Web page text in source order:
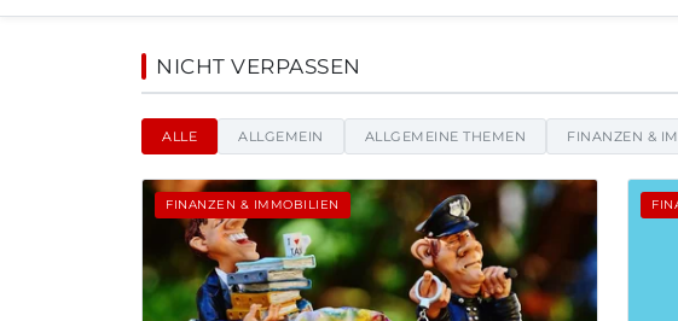
Aviabelt - Nachrichten, Tipps
NICHT VERPASSEN
ALLE ALLGEMEIN ALLGEMEINE THEMEN FINANZEN &
FINANZEN & IMMOBILIEN